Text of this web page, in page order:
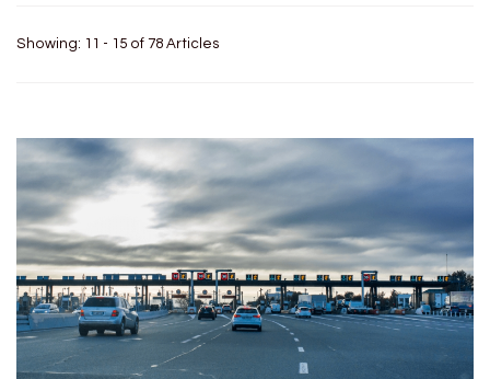
Showing: 11 - 15 of 78 Articles